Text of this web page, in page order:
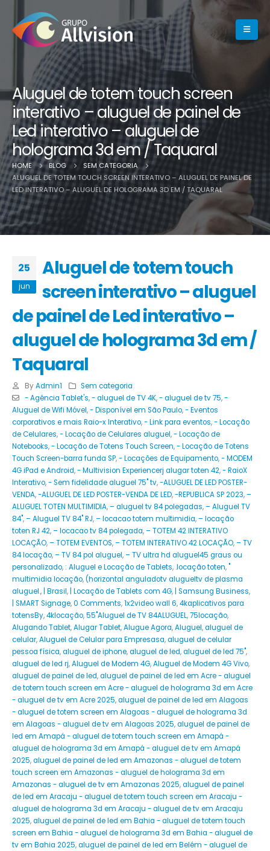
Aluguel de totem touch screen
interativo – aluguel de painel de
Led interativo – aluguel de
holograma 3d em / Taquaral
HOME BLOG
SEM CATEGORIA
ALUGUEL DE TOTEM TOUCH SCREEN INTERATIVO – ALUGUEL DE PAINEL DE
LED INTERATIVO – ALUGUEL DE HOLOGRAMA 3D EM / TAQUARAL
25
jun
Aluguel de totem touch
screen interativo – aluguel
de painel de Led interativo –
aluguel de holograma 3d em /
Taquaral
By Admin1
Sem categoria
- Agência Tablet's,- aluguel de TV 4K,- aluguel de tv 75,-
Aluguel de Wifi Móvel,- Disponível em São Paulo,- Eventos
corporativos e mais Raio-x Interativo,- Link para eventos,- Locação
de Celulares,- Locação de Celulares aluguel,- Locação de
Notebooks,- Locação de Totens Touch Screen,- Locação de Totens
Touch Screen-barra funda SP,- Locações de Equipamento,- MODEM
4G iPad e Android,- Multivision Experiencerj alugar toten 42,- RaioX
Interativo,- Sem fidelidade aluguel 75" tv,-ALUGUEL DE LED POSTER-
VENDA,-ALUGUEL DE LED POSTER-VENDA DE LED,-REPUBLICA SP 2023,–
ALUGUEL TOTEN MULTIMIDIA,– aluguel tv 84 polegadas,– Aluguel TV
84",– Aluguel TV 84" RJ,– locacao totem multimidia,– locação
toten RJ 42,– locacao tv 84 polegada,– TOTEM 42 INTERATIVO
LOCAÇÃO,– TOTEM EVENTOS,– TOTEM INTERATIVO 42 LOCAÇÃO,– TV
84 locação,– TV 84 pol aluguel,– TV ultra hd aluguel45 graus ou
personalizado, : Aluguel e Locação de Tablets, .locação toten,"
multimidia locação,(horizontal anguladotv alugueltv de plasma
aluguel., | Brasil, | Locação de Tablets com 4G, | Samsung Business,
| SMART Signage,0 Comments,1x2video wall 6,4kaplicativos para
totensBy,4klocação,55"Aluguel de TV 84ALUGUEL,75locação,
Alugando Tablet,Alugar Tablet,Alugue Agora,Aluguel,aluguel de
celular,Aluguel de Celular para Empresasa,aluguel de celular
pessoa física,aluguel de iphone,aluguel de led,aluguel de led 75",
aluguel de led rj,Aluguel de Modem 4G,Aluguel de Modem 4G Vivo,
aluguel de painel de led,aluguel de painel de led em Acre - aluguel
de totem touch screen em Acre - aluguel de holograma 3d em Acre
- aluguel de tv em Acre 2025,aluguel de painel de led em Alagoas
- aluguel de totem screen em Alagoas - aluguel de holograma 3d
em Alagoas - aluguel de tv em Alagoas 2025,aluguel de painel de
led em Amapá - aluguel de totem touch screen em Amapá -
aluguel de holograma 3d em Amapá - aluguel de tv em Amapá
2025,aluguel de painel de led em Amazonas - aluguel de totem
touch screen em Amazonas - aluguel de holograma 3d em
Amazonas - aluguel de tv em Amazonas 2025,aluguel de painel
de led em Aracaju - aluguel de totem touch screen em Aracaju -
aluguel de holograma 3d em Aracaju - aluguel de tv em Aracaju
2025,aluguel de painel de led em Bahia - aluguel de totem touch
screen em Bahia - aluguel de holograma 3d em Bahia - aluguel de
tv em Bahia 2025,aluguel de painel de led em Belém - aluguel de